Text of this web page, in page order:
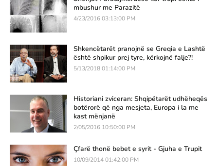
mbushur me Parazitë
4/23/2016 03:13:00 PM
Shkencëtarët pranojnë se Greqia e Lashtë
është shpikur prej tyre, kërkojnë falje?!
5/13/2018 01:14:00 PM
Historiani zviceran: Shqipëtarët udhëheqës
botërorë që nga mesjeta, Europa i la me
kast mënjanë
2/05/2016 10:50:00 PM
Çfarë thonë bebet e syrit - Gjuha e Trupit
10/09/2014 01:42:00 PM